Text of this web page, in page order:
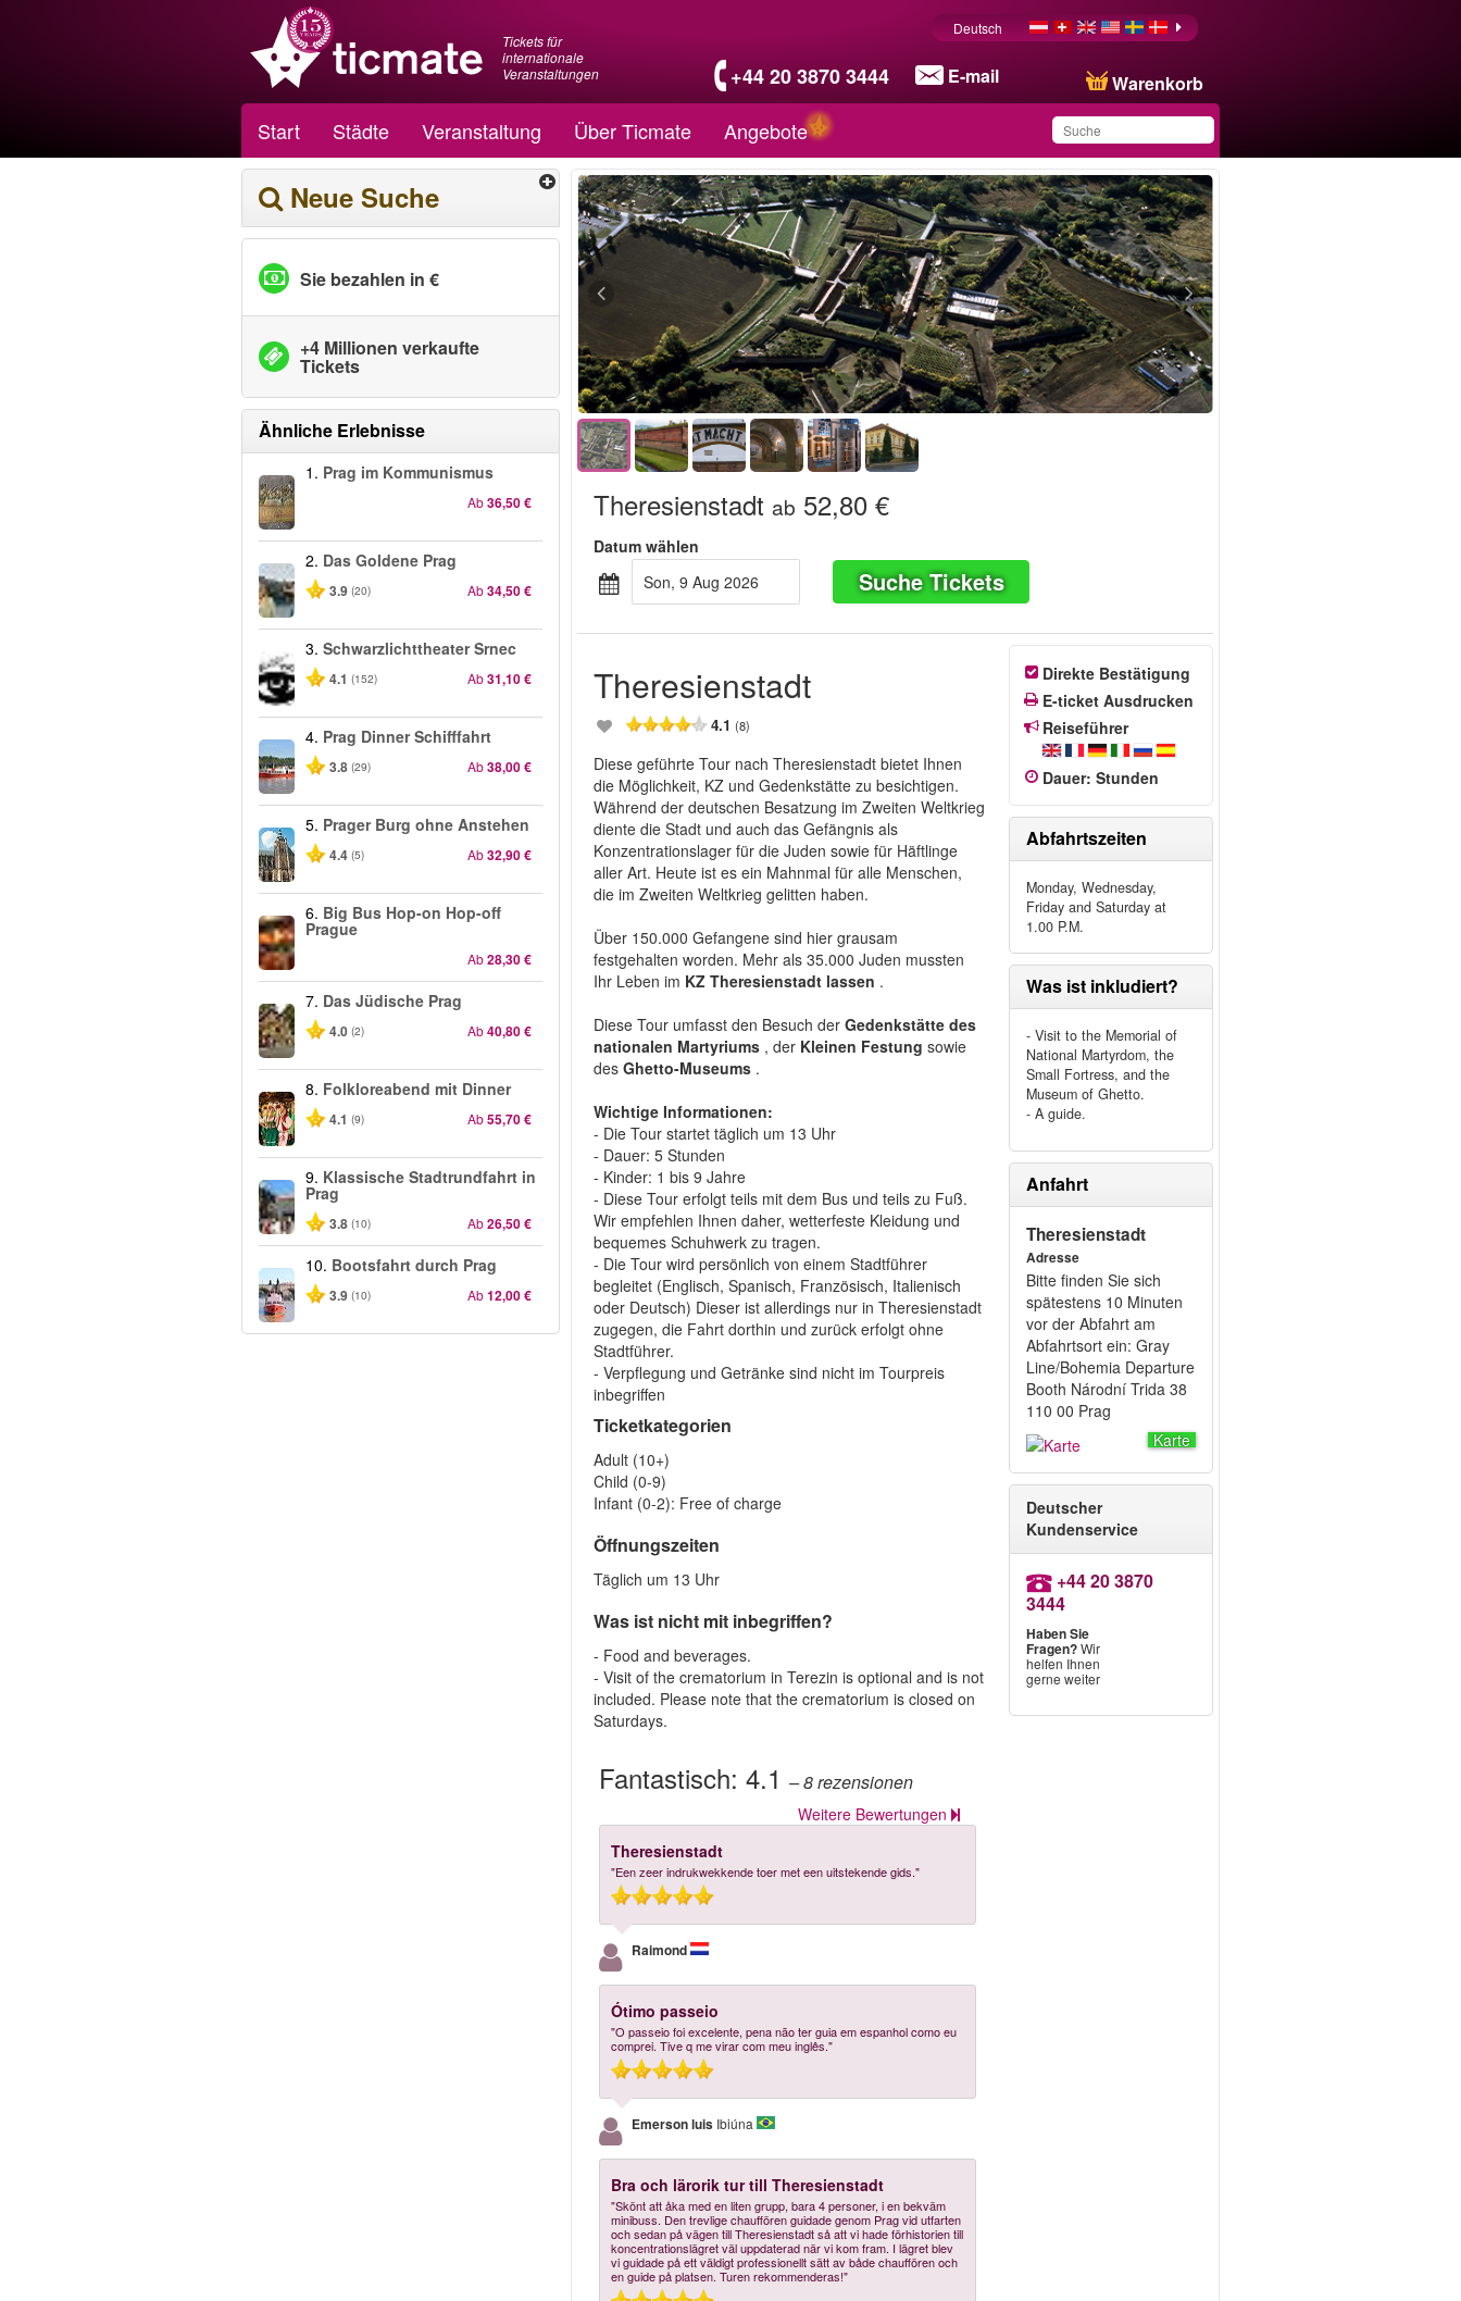
Tickets für
internationale
Veranstaltungen
+44 20 3870 3444 E-mail Warenkorb
Deutsch
Start Städte Veranstaltung Über Ticmate Angebote
Sie haben dieses
Produkt in Ihrer Liste
gespeichert
Neue Suche
Sie bezahlen in €
+4 Millionen verkaufte
Tickets
Ähnliche Erlebnisse
1. Prag im Kommunismus
Ab36,50 €
2. Das Goldene Prag
3.9 (20) Ab34,50 €
3. Schwarzlichttheater Srnec
4.1 (152) Ab31,10 €
4. Prag Dinner Schifffahrt
3.8 (29) Ab38,00 €
5. Prager Burg ohne Anstehen
4.4 (5) Ab32,90 €
6. Big Bus Hop-on Hop-off
Prague
Ab28,30 €
7. Das Jüdische Prag
4.0 (2) Ab40,80 €
8. Folkloreabend mit Dinner
4.1 (9) Ab55,70 €
9. Klassische Stadtrundfahrt in
Prag
3.8 (10) Ab26,50 €
10. Bootsfahrt durch Prag
3.9 (10) Ab12,00 €
Theresienstadt ab 52,80 €
Datum wählen
Son, 9 Aug 2026
Suche Tickets
Theresienstadt
4.1(8)
Diese geführte Tour nach Theresienstadt bietet Ihnen
die Möglichkeit, KZ und Gedenkstätte zu besichtigen.
Während der deutschen Besatzung im Zweiten Weltkrieg
diente die Stadt und auch das Gefängnis als
Konzentrationslager für die Juden sowie für Häftlinge
aller Art. Heute ist es ein Mahnmal für alle Menschen,
die im Zweiten Weltkrieg gelitten haben.
Über 150.000 Gefangene sind hier grausam
festgehalten worden. Mehr als 35.000 Juden mussten
Ihr Leben im KZ Theresienstadt lassen .
Diese Tour umfasst den Besuch derGedenkstätte des
nationalen Martyriums , der Kleinen Festung sowie
desGhetto-Museums .
Wichtige Informationen:
- Die Tour startet täglich um 13 Uhr
- Dauer: 5 Stunden
- Kinder: 1 bis 9 Jahre
- Diese Tour erfolgt teils mit dem Bus und teils zu Fuß.
Wir empfehlen Ihnen daher, wetterfeste Kleidung und
bequemes Schuhwerk zu tragen.
- Die Tour wird persönlich von einem Stadtführer
begleitet (Englisch, Spanisch, Französisch, Italienisch
oder Deutsch) Dieser ist allerdings nur in Theresienstadt
zugegen, die Fahrt dorthin und zurück erfolgt ohne
Stadtführer.
- Verpflegung und Getränke sind nicht im Tourpreis
inbegriffen
Ticketkategorien
Adult (10+)
Child (0-9)
Infant (0-2): Free of charge
Öffnungszeiten
Täglich um 13 Uhr
Was ist nicht mit inbegriffen?
- Food and beverages.
- Visit of the crematorium in Terezin is optional and is not
included. Please note that the crematorium is closed on
Saturdays.
Fantastisch:4.1– 8rezensionen
Weitere Bewertungen
Theresienstadt
"Een zeer indrukwekkende toer met een uitstekende gids."
Raimond
Ótimo passeio
"O passeio foi excelente, pena não ter guia em espanhol como eu
comprei. Tive q me virar com meu inglês."
Emerson luis Ibiúna
Bra och lärorik tur till Theresienstadt
"Skönt att åka med en liten grupp, bara 4 personer, i en bekväm
minibuss. Den trevlige chauffören guidade genom Prag vid utfarten
och sedan på vägen till Theresienstadt så att vi hade förhistorien till
koncentrationslägret väl uppdaterad när vi kom fram. I lägret blev
vi guidade på ett väldigt professionellt sätt av både chauffören och
en guide på platsen. Turen rekommenderas!"
Direkte Bestätigung
E-ticket Ausdrucken
Reiseführer
Dauer: Stunden
Abfahrtszeiten
Monday, Wednesday,
Friday and Saturday at
1.00 P.M.
Was ist inkludiert?
- Visit to the Memorial of
National Martyrdom, the
Small Fortress, and the
Museum of Ghetto.
- A guide.
Anfahrt
Theresienstadt
Adresse
Bitte finden Sie sich
spätestens 10 Minuten
vor der Abfahrt am
Abfahrtsort ein: Gray
Line/Bohemia Departure
Booth Národní Trida 38
110 00 Prag
Karte
Deutscher
Kundenservice
+44 20 3870
3444
Haben Sie
Fragen?Wir
helfen Ihnen
gerne weiter